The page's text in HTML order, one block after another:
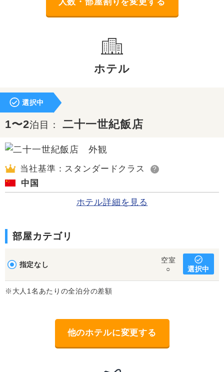
ホテル
選択中
1〜2泊目：二十一世紀飯店
当社基準：スタンダードクラス ?
中国
ホテル詳細を見る
部屋カテゴリ
指定なし
空室
○
選択中
※大人1名あたりの全泊分の差額
他のホテルに変更する